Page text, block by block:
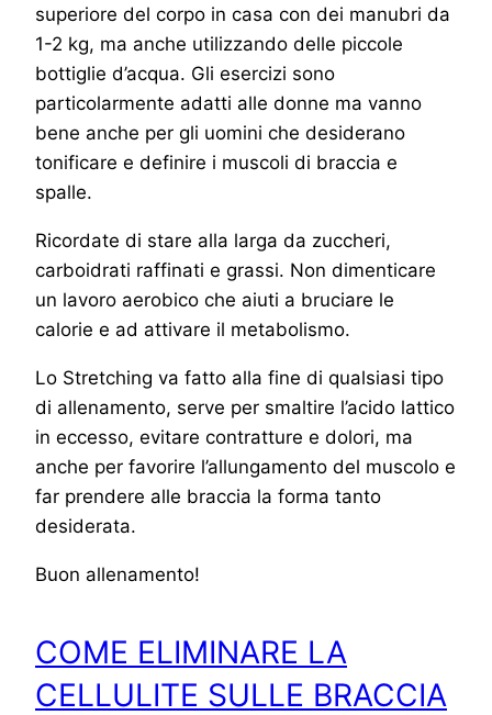
superiore del corpo in casa con dei manubri da
1-2 kg, ma anche utilizzando delle piccole
bottiglie d’acqua. Gli esercizi sono
particolarmente adatti alle donne ma vanno
bene anche per gli uomini che desiderano
tonificare e definire i muscoli di braccia e
spalle.
Ricordate di stare alla larga da zuccheri,
carboidrati raffinati e grassi. Non dimenticare
un lavoro aerobico che aiuti a bruciare le
calorie e ad attivare il metabolismo.
Lo Stretching va fatto alla fine di qualsiasi tipo
di allenamento, serve per smaltire l’acido lattico
in eccesso, evitare contratture e dolori, ma
anche per favorire l’allungamento del muscolo e
far prendere alle braccia la forma tanto
desiderata.
Buon allenamento!
COME ELIMINARE LA
CELLULITE SULLE BRACCIA